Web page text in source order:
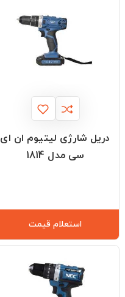
دریل شارژی لیتیوم ان ای
سی مدل 1814
استعلام قیمت